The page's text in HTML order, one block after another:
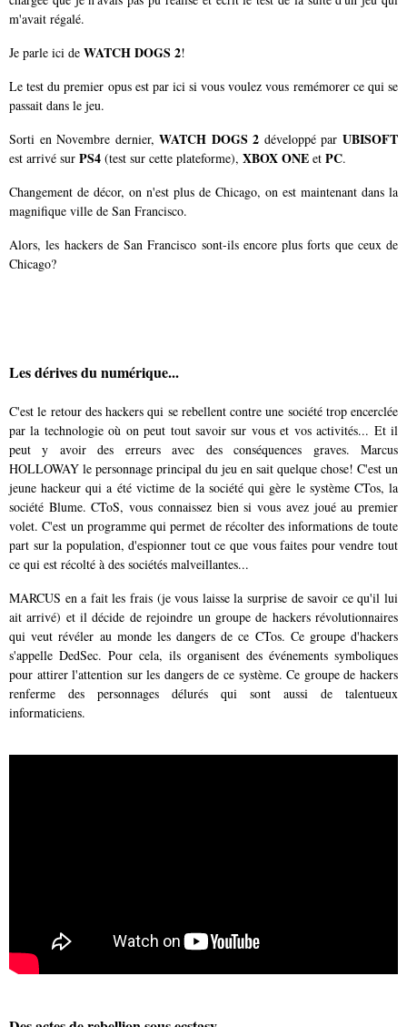
m'avait régalé.
Je parle ici de WATCH DOGS 2!
Le test du premier opus est par ici si vous voulez vous remémorer ce qui se
passait dans le jeu.
Sorti en Novembre dernier,WATCH DOGS 2 développé parUBISOFT
est arrivé sur PS4 (test sur cette plateforme), XBOX ONE et PC.
Changement de décor, on n'est plus de Chicago, on est maintenant dans la
magnifique ville de San Francisco.
Alors, les hackers de San Francisco sont-ils encore plus forts que ceux de
Chicago?
Les dérives du numérique...
C'est le retour des hackers qui se rebellent contre une société trop encerclée
par la technologie où on peut tout savoir sur vous et vos activités... Et il
peut y avoir des erreurs avec des conséquences graves. Marcus
HOLLOWAY le personnage principal du jeu en sait quelque chose! C'est un
jeune hackeur qui a été victime de la société qui gère le système CTos, la
société Blume. CToS, vous connaissez bien si vous avez joué au premier
volet. C'est un programme qui permet de récolter des informations de toute
part sur la population, d'espionner tout ce que vous faites pour vendre tout
ce qui est récolté à des sociétés malveillantes...
MARCUS en a fait les frais (je vous laisse la surprise de savoir ce qu'il lui
ait arrivé) et il décide de rejoindre un groupe de hackers révolutionnaires
qui veut révéler au monde les dangers de ce CTos. Ce groupe d'hackers
s'appelle DedSec. Pour cela, ils organisent des événements symboliques
pour attirer l'attention sur les dangers de ce système. Ce groupe de hackers
renferme des personnages délurés qui sont aussi de talentueux
informaticiens.